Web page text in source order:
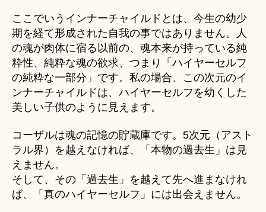
ここでいうインナーチャイルドとは、今生の幼少
期を経て形成された自我の事ではありません。人
の魂が肉体に宿る以前の、魂本来が持っている純
粋性、純粋な魂の欲求、つまり「ハイヤーセルフ
の純粋な一部分」です。私の場合、この次元のイ
ンナーチャイルドは、ハイヤーセルフを幼くした
美しい子供のように見えます。
コーザルは魂の記憶の貯蔵庫です。5次元（アスト
ラル界）を越えなければ、「本物の過去生」は見
えません。
そして、その「過去生」を越えて先へ進まなけれ
ば、「真のハイヤーセルフ」には出会えません。